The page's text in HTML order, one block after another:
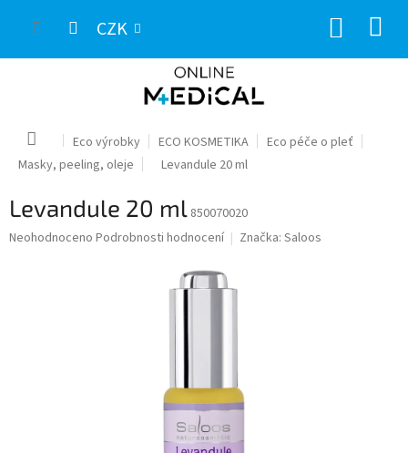
CZK
Domů Eco výrobky ECO KOSMETIKA
Eco péče o pleť
Masky, peeling, oleje
Levandule 20 ml
Levandule 20 ml 850070020
Průměrné
Neohodnoceno Podrobnosti hodnocení Značka: Saloos